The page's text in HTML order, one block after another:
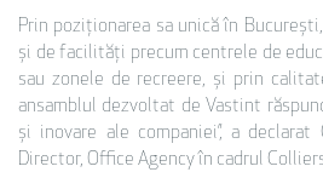
Prin poziționarea sa unică în
și de facilități precum centrele de
sau zonele de recreere, și prin
ansamblul dezvoltat de Vastint
și inovare ale companiei”, a declarat
Director, Office Agency în cadrul